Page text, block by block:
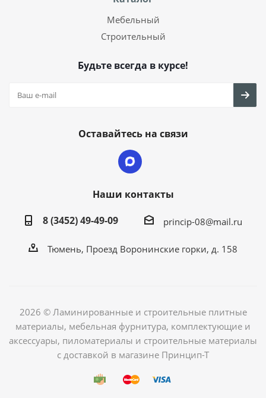
Мебельный
Строительный
Будьте всегда в курсе!
Оставайтесь на связи
Наши контакты
8 (3452) 49-49-09
princip-08@mail.ru
Тюмень, Проезд Воронинские горки, д. 158
2026 © Ламинированные и строительные плитные
материалы, мебельная фурнитура, комплектующие и
аксессуары, пиломатериалы и строительные материалы
с доставкой в магазине Принцип-Т